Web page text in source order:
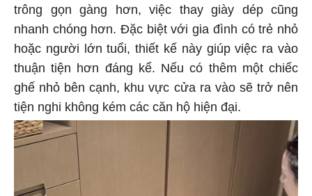
trông gọn gàng hơn, việc thay giày dép cũng
nhanh chóng hơn. Đặc biệt với gia đình có trẻ nhỏ
hoặc người lớn tuổi, thiết kế này giúp việc ra vào
thuận tiện hơn đáng kể. Nếu có thêm một chiếc
ghế nhỏ bên cạnh, khu vực cửa ra vào sẽ trở nên
tiện nghi không kém các căn hộ hiện đại.